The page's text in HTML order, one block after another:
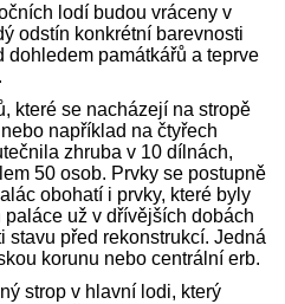
lodí budou vráceny v
odstín konkrétní barevnosti
dohledem památkářů a teprve
které se nacházejí na stropě
například na čtyřech
zhruba v 10 dílnách,
50 osob. Prvky se postupně
obohatí i prvky, které byly
už v dřívějších dobách
stavu před rekonstrukcí. Jedná
korunu nebo centrální erb.
strop v hlavní lodi, který